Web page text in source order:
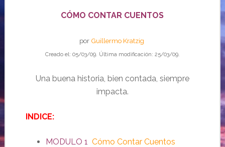
CÓMO CONTAR CUENTOS
por Guillermo Kratzig
Creado el: 05/03/09. Última modificación: 25/03/09.
Una buena historia, bien contada, siempre
impacta.
INDICE:
MODULO 1 Cómo Contar Cuentos